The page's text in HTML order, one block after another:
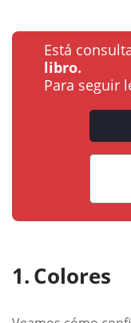
Está
libro.
Para seguir
Colores